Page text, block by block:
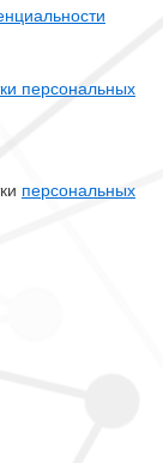
персональных
персональных